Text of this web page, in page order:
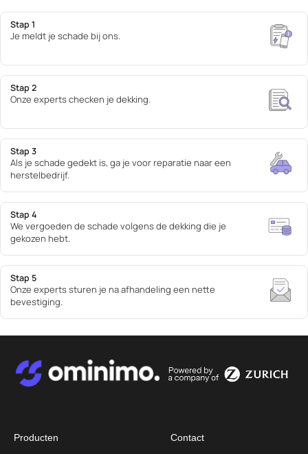
Stap 1
Je meldt je schade bij ons.
Stap 2
Onze experts checken je dekking.
Stap 3
Als je schade gedekt is, ga je voor reparatie naar een
herstelbedrijf.
Stap 4
We vergoeden de schade volgens de dekking die je
gekozen hebt.
Stap 5
Onze experts sturen je na afhandeling een nette
bevestiging.
Afbeelding Afbeelding
Producten
Contact